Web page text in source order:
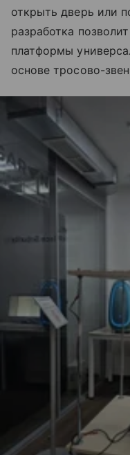
открыть дверь или
разработка
платформы
основе тросово-